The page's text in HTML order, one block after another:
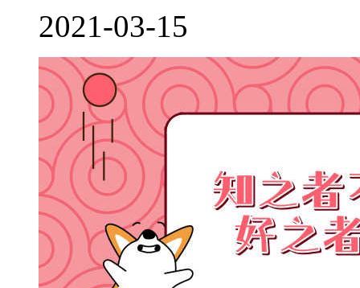
2021-03-15